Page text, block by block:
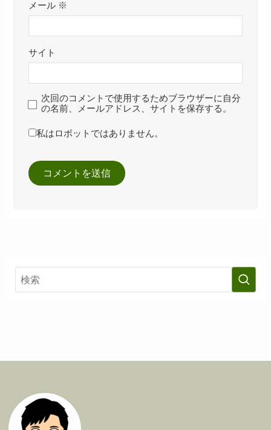
メール ※
サイト
次回のコメントで使用するためブラウザーに自分
の名前、メールアドレス、サイトを保存する。
私はロボットではありません。